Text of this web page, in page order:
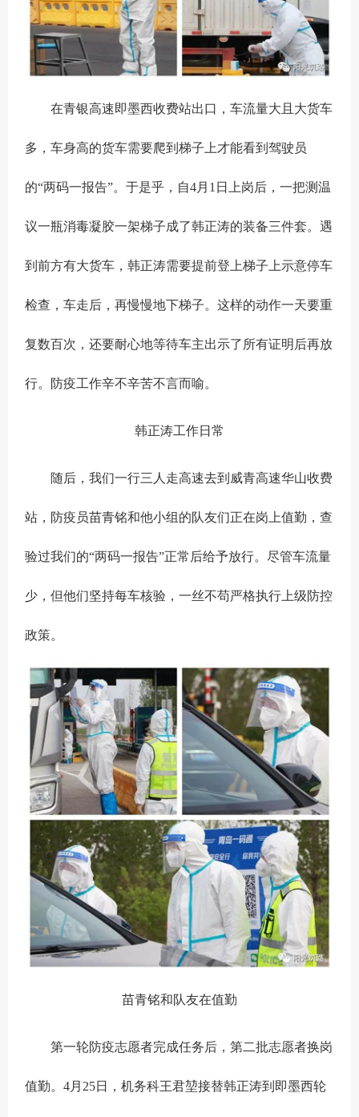
在青银高速即墨西收费站出口，车流量大且大货车
多，车身高的货车需要爬到梯子上才能看到驾驶员
的“两码一报告”。于是乎，自4月1日上岗后，一把测温
议一瓶消毒凝胶一架梯子成了韩正涛的装备三件套。遇
到前方有大货车，韩正涛需要提前登上梯子上示意停车
检查，车走后，再慢慢地下梯子。这样的动作一天要重
复数百次，还要耐心地等待车主出示了所有证明后再放
行。防疫工作辛不辛苦不言而喻。
韩正涛工作日常
随后，我们一行三人走高速去到威青高速华山收费
站，防疫员苗青铭和他小组的队友们正在岗上值勤，查
验过我们的“两码一报告”正常后给予放行。尽管车流量
少，但他们坚持每车核验，一丝不苟严格执行上级防控
政策。
苗青铭和队友在值勤
第一轮防疫志愿者完成任务后，第二批志愿者换岗
值勤。4月25日，机务科王君堃接替韩正涛到即墨西轮